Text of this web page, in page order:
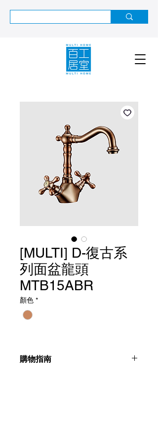
[MULTI] D-復古系
列面盆龍頭
MTB15ABR
顏色 *
購物指南